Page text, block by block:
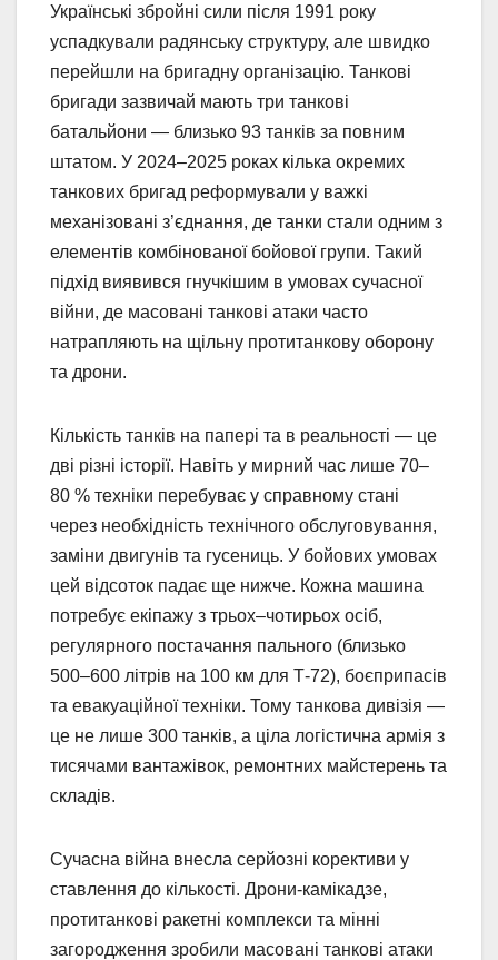
Українські збройні сили після 1991 року
успадкували радянську структуру, але швидко
перейшли на бригадну організацію. Танкові
бригади зазвичай мають три танкові
батальйони — близько 93 танків за повним
штатом. У 2024–2025 роках кілька окремих
танкових бригад реформували у важкі
механізовані з’єднання, де танки стали одним з
елементів комбінованої бойової групи. Такий
підхід виявився гнучкішим в умовах сучасної
війни, де масовані танкові атаки часто
натрапляють на щільну протитанкову оборону
та дрони.
Кількість танків на папері та в реальності — це
дві різні історії. Навіть у мирний час лише 70–
80 % техніки перебуває у справному стані
через необхідність технічного обслуговування,
заміни двигунів та гусениць. У бойових умовах
цей відсоток падає ще нижче. Кожна машина
потребує екіпажу з трьох–чотирьох осіб,
регулярного постачання пального (близько
500–600 літрів на 100 км для Т-72), боєприпасів
та евакуаційної техніки. Тому танкова дивізія —
це не лише 300 танків, а ціла логістична армія з
тисячами вантажівок, ремонтних майстерень та
складів.
Сучасна війна внесла серйозні корективи у
ставлення до кількості. Дрони-камікадзе,
протитанкові ракетні комплекси та мінні
загородження зробили масовані танкові атаки